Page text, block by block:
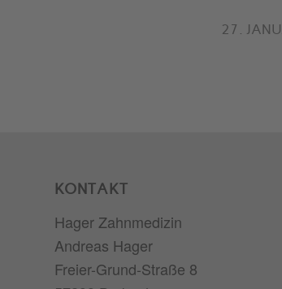
27.
KONTAKT
Hager Zahnmedizin
Andreas Hager
Freier-Grund-Straße 8